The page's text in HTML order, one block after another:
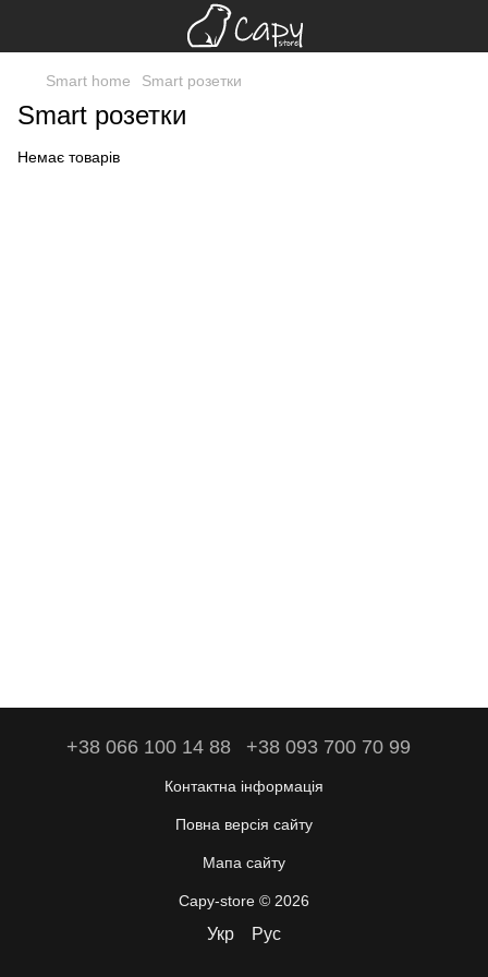
Smart home Smart розетки
Smart розетки
Немає товарів
+38 066 100 14 88 +38 093 700 70 99
Контактна інформація
Повна версія сайту
Мапа сайту
Capy-store © 2026
Укр Рус